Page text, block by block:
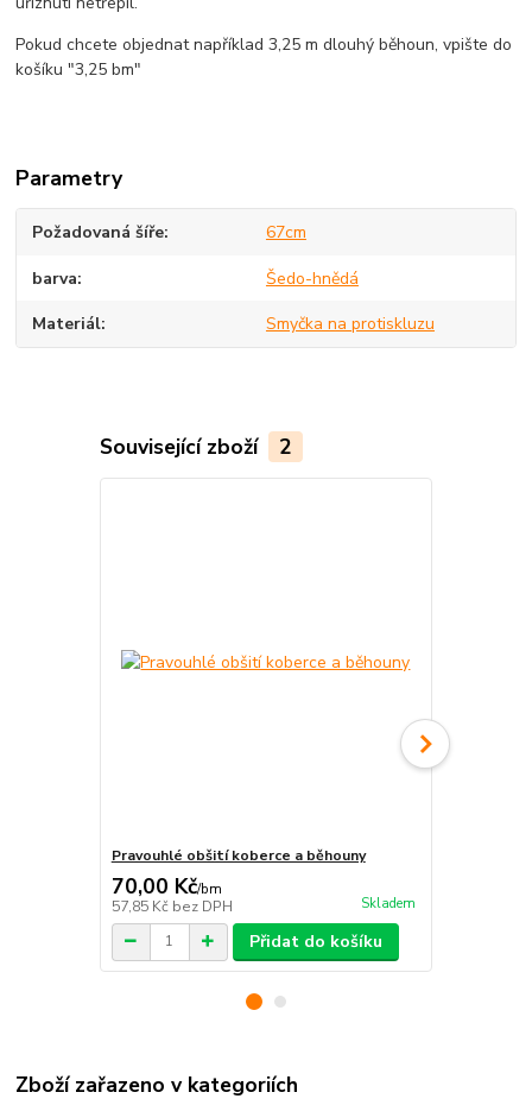
Pokud chcete objednat například 3,25 m dlouhý běhoun, vpište do
košíku "3,25 bm"
Parametry
Požadovaná šíře 67cm
barva Šedo-hnědá
Materiál Smyčka na protiskluzu
Související zboží 2
Pravouhlé obšití koberce a běhouny
70,00 Kč/bm
57,85 Kč bez DPH Skladem
Přidat do košíku
Zboží zařazeno v kategoriích